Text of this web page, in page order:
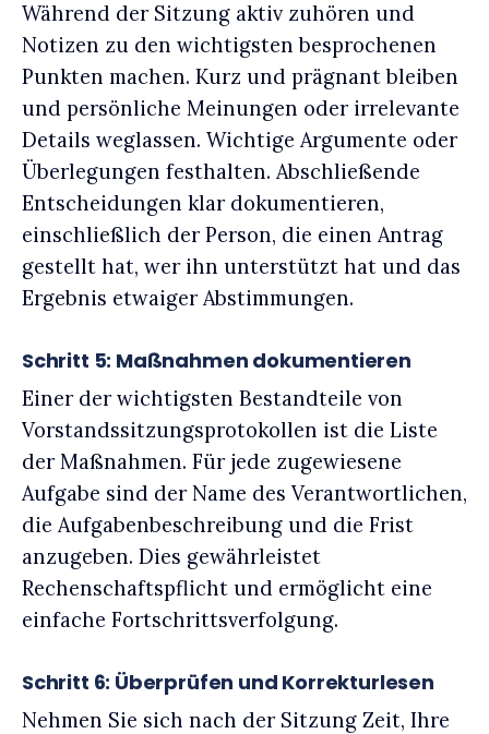
Während der Sitzung aktiv zuhören und
Notizen zu den wichtigsten besprochenen
Punkten machen. Kurz und prägnant bleiben
und persönliche Meinungen oder irrelevante
Details weglassen. Wichtige Argumente oder
Überlegungen festhalten. Abschließende
Entscheidungen klar dokumentieren,
einschließlich der Person, die einen Antrag
gestellt hat, wer ihn unterstützt hat und das
Ergebnis etwaiger Abstimmungen.
Schritt 5: Maßnahmen dokumentieren
Einer der wichtigsten Bestandteile von
Vorstandssitzungsprotokollen ist die Liste
der Maßnahmen. Für jede zugewiesene
Aufgabe sind der Name des Verantwortlichen,
die Aufgabenbeschreibung und die Frist
anzugeben. Dies gewährleistet
Rechenschaftspflicht und ermöglicht eine
einfache Fortschrittsverfolgung.
Schritt 6: Überprüfen und Korrekturlesen
Nehmen Sie sich nach der Sitzung Zeit, Ihre